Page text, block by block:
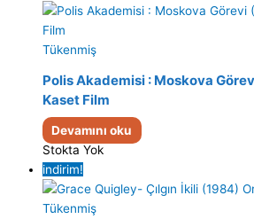
Tükenmiş
Polis Akademisi : Moskova
Kaset Film
Devamını oku
Stokta Yok
indirim!
Tükenmiş